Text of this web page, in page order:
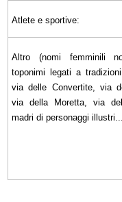
Atlete e sportive:
Altro (nomi femminili
toponimi legati a
via delle Convertite, via
via della Moretta, via
madri di personaggi